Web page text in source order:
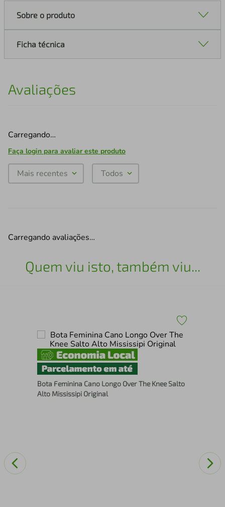
Sobre o produto
Ficha técnica
Avaliações
Carregando…
Faça login para avaliar este produto
Mais recentes Todos
Carregando avaliações…
Quem viu isto, também viu...
Bota Feminina Cano Longo Over The Knee Salto
Alto Mississipi Original